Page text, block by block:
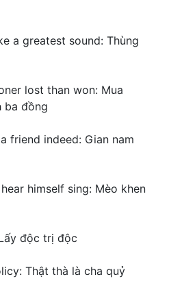
a greatest sound: Thùng
lost than won: Mua
ba đồng
friend indeed: Gian nam
himself sing: Mèo khen
độc trị độc
Thật thà là cha quỷ